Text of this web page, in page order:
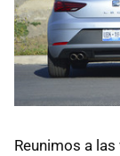
Reunimos a